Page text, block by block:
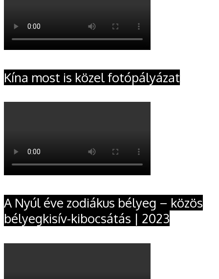
Kína most is közel fotópályázat
A Nyúl éve zodiákus bélyeg – közös
bélyegkisív-kibocsátás | 2023